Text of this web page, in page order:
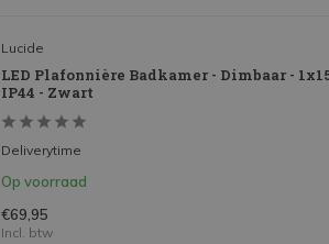
Lucide
LED Plafonnière Badkamer - Dimbaar -
IP44 - Zwart
Deliverytime
Op voorraad
€69,95
Incl. btw